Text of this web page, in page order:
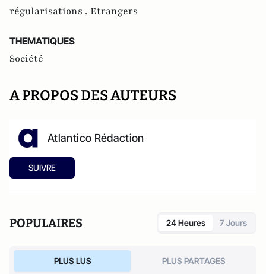
régularisations , Etrangers
THEMATIQUES
Société
A PROPOS DES AUTEURS
Atlantico Rédaction
SUIVRE
POPULAIRES 24 Heures 7 Jours
PLUS LUS PLUS PARTAGES